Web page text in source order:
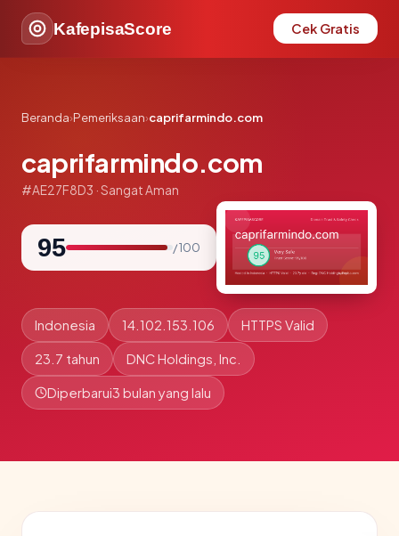
KafepisaScore Cek Gratis
Beranda›Pemeriksaan›caprifarmindo.com
caprifarmindo.com
#AE27F8D3 · Sangat Aman
95 / 100
Indonesia 14.102.153.106 HTTPS Valid
23.7 tahun DNC Holdings, Inc.
Diperbarui3 bulan yang lalu